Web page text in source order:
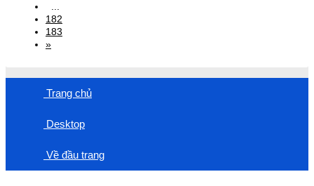
182
183
»
Trang chủ
Desktop
Về đầu trang